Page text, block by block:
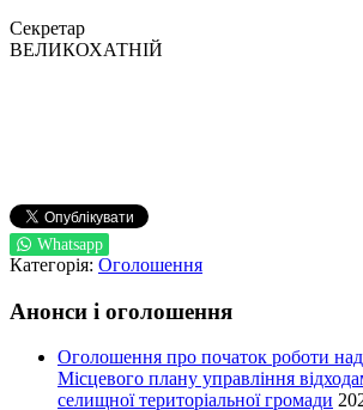
Секретар
ВЕЛИКОХАТНІЙ
Whatsapp
Категорія: Оголошення
Анонси і оголошення
Оголошення про початок роботи
Місцевого плану управління
селищної територіальної громади